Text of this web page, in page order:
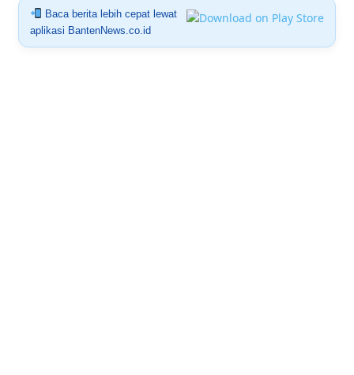
Baca berita lebih cepat lewat
aplikasi BantenNews.co.id